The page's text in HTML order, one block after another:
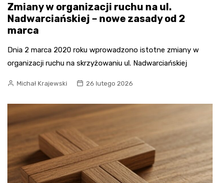
Zmiany w organizacji ruchu na ul.
Nadwarciańskiej – nowe zasady od 2
marca
Dnia 2 marca 2020 roku wprowadzono istotne zmiany w
organizacji ruchu na skrzyżowaniu ul. Nadwarciańskiej
Michał Krajewski 26 lutego 2026